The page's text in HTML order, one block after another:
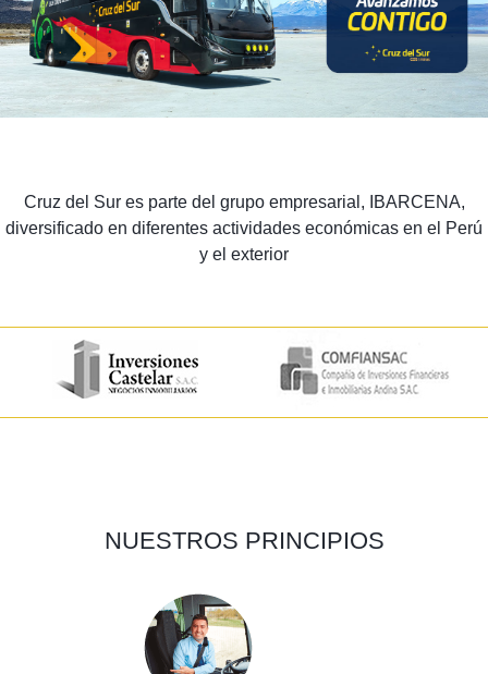
Cruz del Sures parte del grupo empresarial, IBARCENA,
diversificado en diferentes actividades económicas en el Perú
y el exterior
NUESTROS PRINCIPIOS